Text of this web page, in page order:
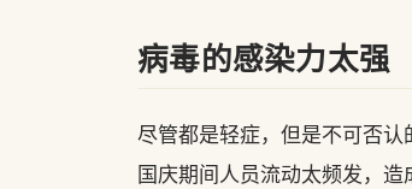
病毒的感染力太强
尽管都是轻症，但是不可否
国庆期间人员流动太频发，